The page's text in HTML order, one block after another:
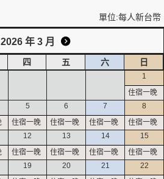
單位:每人新台幣
2026 年 3 月
四 五 六 日
1
5 6 7 8
12 13 14 15
19 20 21 22